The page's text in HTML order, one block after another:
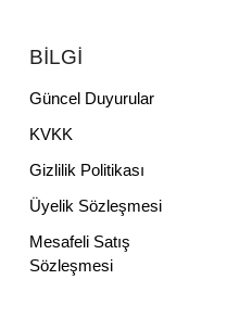
BİLGİ
Güncel Duyurular
KVKK
Gizlilik Politikası
Üyelik Sözleşmesi
Mesafeli Satış
Sözleşmesi